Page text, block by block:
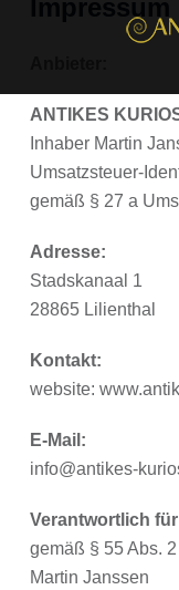
Impressum
ANTIKES
Inhaber Martin
Umsatzsteuer-
gemäß § 27 a
Adresse:
Stadskanaal 1
28865 Lilienthal
Kontakt:
website:
E-Mail:
info@antikes-
Verantwortlich
gemäß § 55 Abs.
Martin Janssen